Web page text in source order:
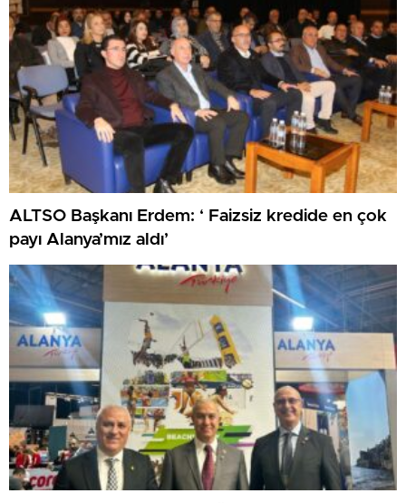
ALTSO Başkanı Erdem: ‘ Faizsiz kredide en çok
payı Alanya’mız aldı’